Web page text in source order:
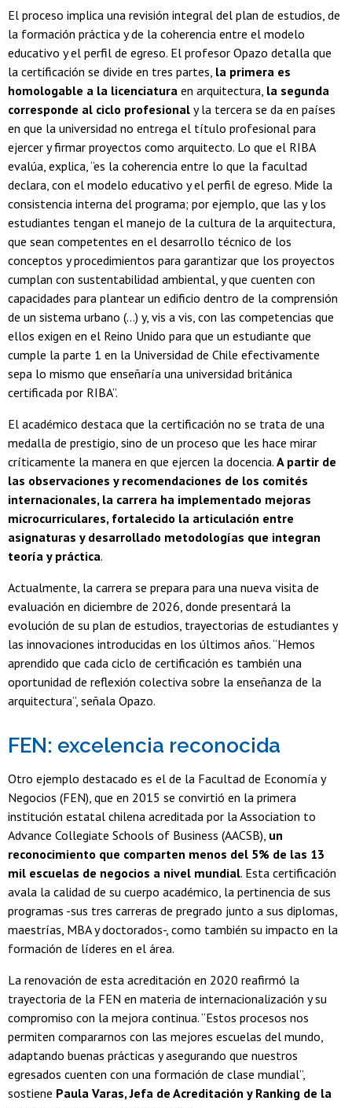
El proceso implica una revisión integral del plan de estudios, de
la formación práctica y de la coherencia entre el modelo
educativo y el perfil de egreso. El profesor Opazo detalla que
la certificación se divide en tres partes, la primera es
homologable a la licenciatura en arquitectura, la segunda
corresponde al ciclo profesional y la tercera se da en países
en que la universidad no entrega el título profesional para
ejercer y firmar proyectos como arquitecto. Lo que el RIBA
evalúa, explica, “es la coherencia entre lo que la facultad
declara, con el modelo educativo y el perfil de egreso. Mide la
consistencia interna del programa; por ejemplo, que las y los
estudiantes tengan el manejo de la cultura de la arquitectura,
que sean competentes en el desarrollo técnico de los
conceptos y procedimientos para garantizar que los proyectos
cumplan con sustentabilidad ambiental, y que cuenten con
capacidades para plantear un edificio dentro de la comprensión
de un sistema urbano (…) y, vis a vis, con las competencias que
ellos exigen en el Reino Unido para que un estudiante que
cumple la parte 1 en la Universidad de Chile efectivamente
sepa lo mismo que enseñaría una universidad británica
certificada por RIBA”.
El académico destaca que la certificación no se trata de una
medalla de prestigio, sino de un proceso que les hace mirar
críticamente la manera en que ejercen la docencia. A partir de
las observaciones y recomendaciones de los comités
internacionales, la carrera ha implementado mejoras
microcurriculares, fortalecido la articulación entre
asignaturas y desarrollado metodologías que integran
teoría y práctica.
Actualmente, la carrera se prepara para una nueva visita de
evaluación en diciembre de 2026, donde presentará la
evolución de su plan de estudios, trayectorias de estudiantes y
las innovaciones introducidas en los últimos años. “Hemos
aprendido que cada ciclo de certificación es también una
oportunidad de reflexión colectiva sobre la enseñanza de la
arquitectura”, señala Opazo.
FEN: excelencia reconocida
Otro ejemplo destacado es el de la Facultad de Economía y
Negocios (FEN), que en 2015 se convirtió en la primera
institución estatal chilena acreditada por la Association to
Advance Collegiate Schools of Business (AACSB), un
reconocimiento que comparten menos del 5% de las 13
mil escuelas de negocios a nivel mundial. Esta certificación
avala la calidad de su cuerpo académico, la pertinencia de sus
programas -sus tres carreras de pregrado junto a sus diplomas,
maestrías, MBA y doctorados-, como también su impacto en la
formación de líderes en el área.
La renovación de esta acreditación en 2020 reafirmó la
trayectoria de la FEN en materia de internacionalización y su
compromiso con la mejora continua. “Estos procesos nos
permiten compararnos con las mejores escuelas del mundo,
adaptando buenas prácticas y asegurando que nuestros
egresados cuenten con una formación de clase mundial”,
sostiene Paula Varas, Jefa de Acreditación y Ranking de la